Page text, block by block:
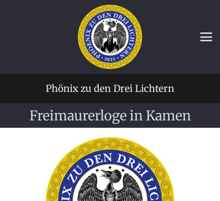
Phönix zu den Drei Lichtern
Freimaurerloge in Kamen